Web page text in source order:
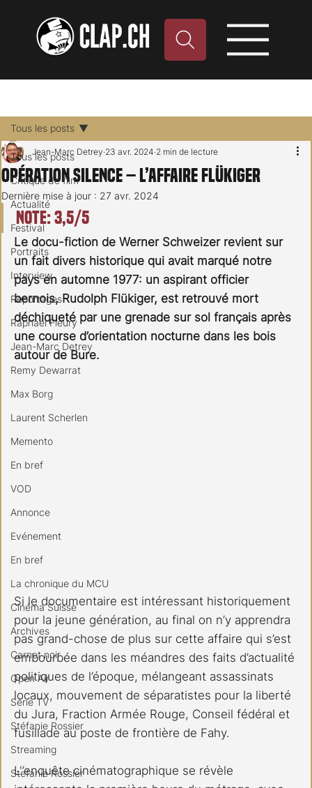
Tous les posts
Critique de film
Actualité
Festival
Portraits
Interview
Reportages
Raphael Fleury
Jean-Marc Detrey
Remy Dewarrat
Max Borg
Laurent Scherlen
Memento
En bref
VOD
Annonce
Evénement
En bref
La chronique du MCU
Cinéma Suisse
Archives
Carnet noir
Open Air
Série TV
Stéfanie Rossier
Streaming
Stefanie Rossier
Tous les posts
Opération Silence – L’affaire Flükiger
Jean-Marc Detrey 23 avr. 2024 2 min de lecture
Dernière mise à jour : 27 avr. 2024
Note: 3,5/5
Le docu-fiction de Werner Schweizer revient sur
un fait divers historique qui avait marqué notre
pays en automne 1977: un aspirant officier
bernois, Rudolph Flükiger, est retrouvé mort
déchiqueté par une grenade sur sol français après
une course d’orientation nocturne dans les bois
autour de Bure.
Si le documentaire est intéressant historiquement
pour la jeune génération, au final on n’y apprendra
pas grand-chose de plus sur cette affaire qui s’est
embourbée dans les méandres des faits d’actualité
politiques de l’époque, mélangeant assassinats
locaux, mouvement de séparatistes pour la liberté
du Jura, Fraction Armée Rouge, Conseil fédéral et
fusillade au poste de frontière de Fahy.
L'’enquête cinématographique se révèle